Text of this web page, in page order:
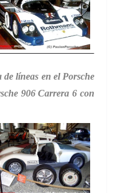
líneas en el Porsche
906 Carrera 6 con